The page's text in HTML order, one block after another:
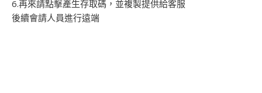
6.再來請點擊產生存取碼，並複製提供給客服
後續會請人員進行遠端